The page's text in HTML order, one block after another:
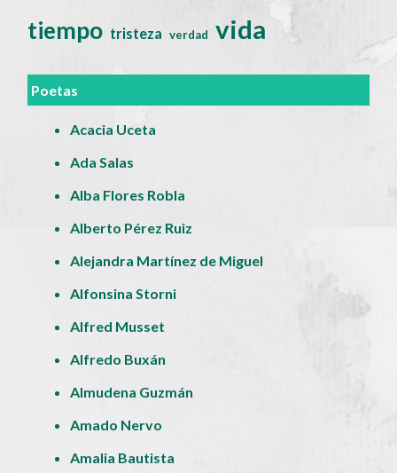
tiempo tristeza verdad vida
Poetas
Acacia Uceta
Ada Salas
Alba Flores Robla
Alberto Pérez Ruiz
Alejandra Martínez de Miguel
Alfonsina Storni
Alfred Musset
Alfredo Buxán
Almudena Guzmán
Amado Nervo
Amalia Bautista